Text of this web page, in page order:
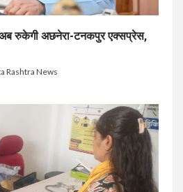
रुकेगी अछनेरा-टनकपुर एक्सप्रेस,
Rashtra News